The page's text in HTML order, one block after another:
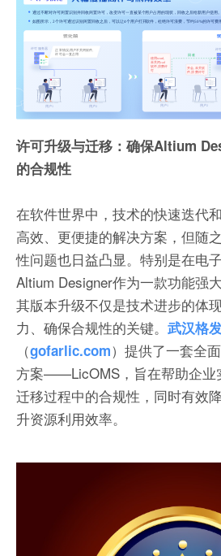
许可升级与迁移：确保Altium
的合规性
在软件世界中，技术的快速迭代
高效、更便捷的解决方案，但随
性问题也日益凸显。特别是在电
Altium Designer作为一款功能强
其版本升级不仅是技术进步的体
力、确保合规性的关键。 武汉格
（gofarlic.com）提供了一套全
方案——LicOMS，旨在帮助企业
迁移过程中的合规性，同时有效
升资源利用效率。